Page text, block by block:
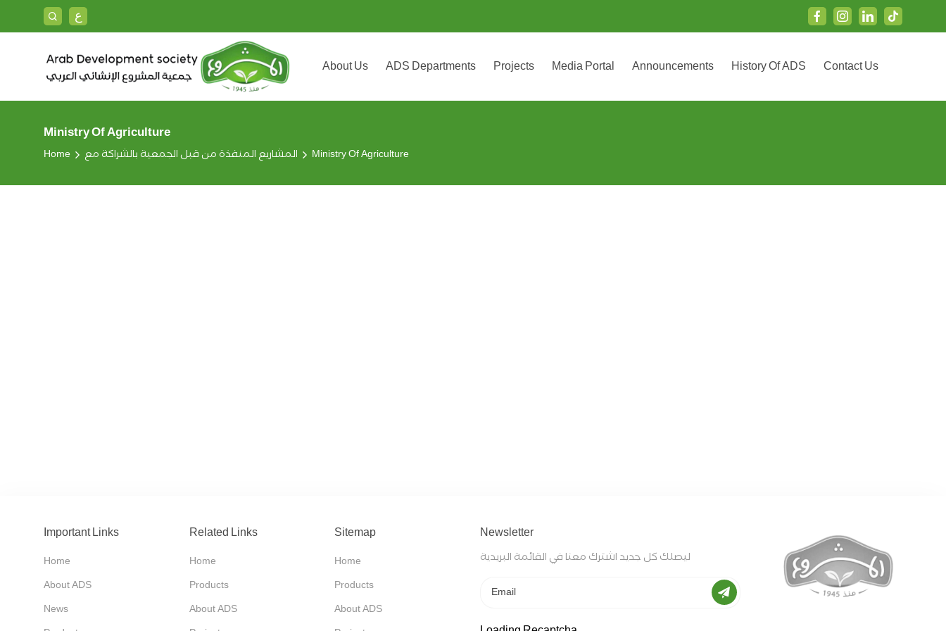
ع
About Us ADS Departments Projects Media Portal Announcements History Of ADS Contact Us
Ministry Of Agriculture
Home المشاريع المنفذة من قبل الجمعية بالشراكة مع Ministry Of Agriculture
Important Links
Home
About ADS
News
Related Links
Home
Products
About ADS
Sitemap
Home
Products
About ADS
Newsletter
ليصلك كل جديد اشترك معنا في القائمة البريدية